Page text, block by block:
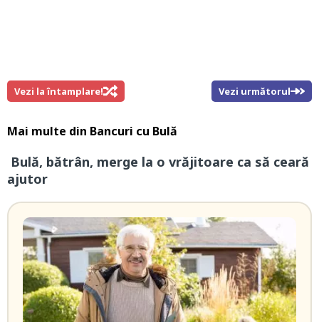
Vezi la întamplare! Vezi următorul
Mai multe din Bancuri cu Bulă
Bulă, bătrân, merge la o vrăjitoare ca să ceară
ajutor